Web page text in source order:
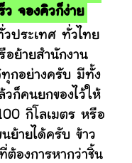
ว จองคิวก็ง่าย
ะเทศ ทั่วไทย
อย้ายสำนักงาน
ทุกอย่างครับ มีทั้ง
วก็คนยกของไว้ให้
กิโลเมตร หรือ
ย้ายได้ครับ ข้าว
ต้องการหากว่าชิ้น